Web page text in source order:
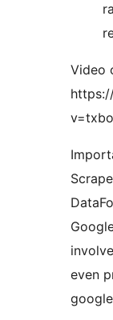
Video
Scrapers
even
google